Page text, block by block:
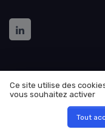
Mentions légales
Carrière
Participer au
Ce site utilise des
vous souhaitez activer
Tout